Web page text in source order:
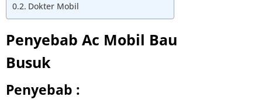
Dokter Mobil
Penyebab Ac Mobil Bau
Busuk
Penyebab :